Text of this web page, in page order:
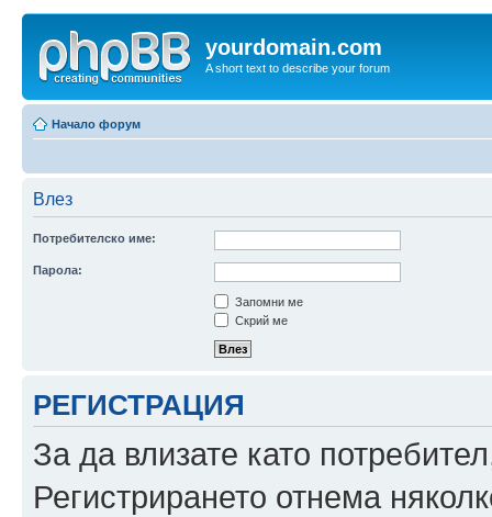
yourdomain.com
A short text to describe your forum
Начало форум
Влез
Потребителско име:
Парола:
Запомни ме
Скрий ме
РЕГИСТРАЦИЯ
За да влизате като
Регистрирането отнема